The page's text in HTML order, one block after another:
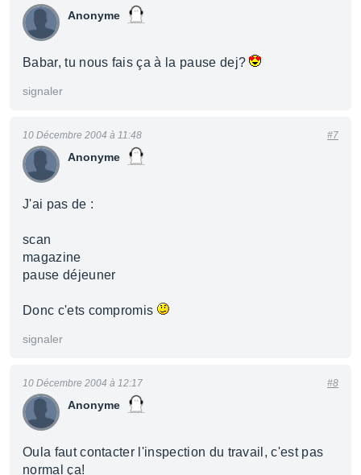
Anonyme
Babar, tu nous fais ça à la pause dej?
signaler
Anonyme
10 Décembre 2004 à 11:48 #7
J'ai pas de :
scan
magazine
pause déjeuner
Donc c'ets compromis
signaler
Anonyme
10 Décembre 2004 à 12:17 #8
Oula faut contacter l'inspection du travail, c'est pas
normal ça!